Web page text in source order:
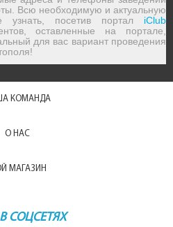
Всю необходимую и актуальную
посетив портал iClub
оставленные на портале,
для вас вариант проведения
КОМАНДА
О НАС
МАГАЗИН
СОЦСЕТЯХ